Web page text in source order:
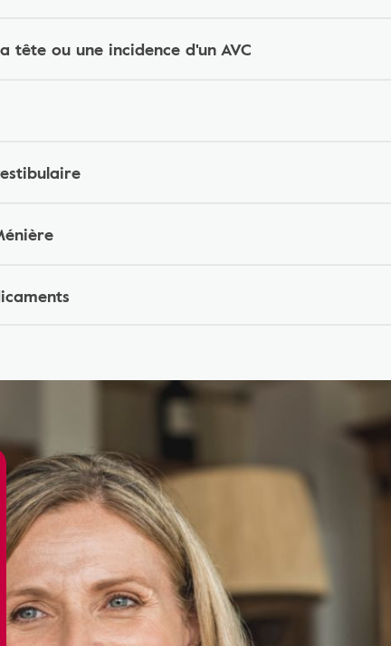
tête ou une incidence d'un AVC